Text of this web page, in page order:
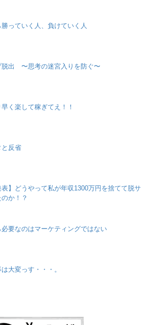
勝っていく人、負けていく人
脱出 〜思考の迷宮入りを防ぐ〜
く楽して稼ぎてえ！！
と反省
表】どうやって私が年収1300万円を捨てて脱サ
か！？
必要なのはマーケティングではない
大変っす・・・。